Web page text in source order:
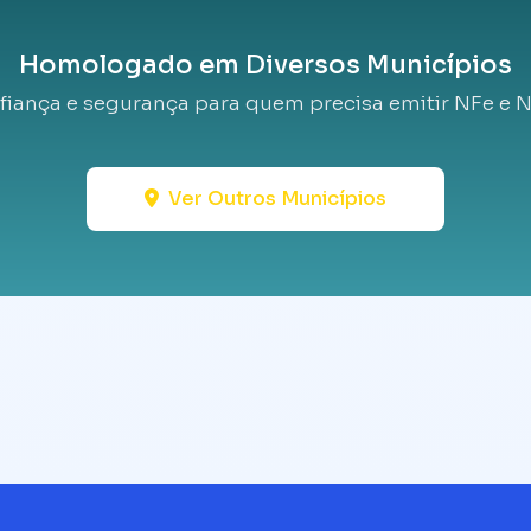
Homologado em Diversos Municípios
e segurança para quem precisa emitir NFe e
Ver Outros Municípios